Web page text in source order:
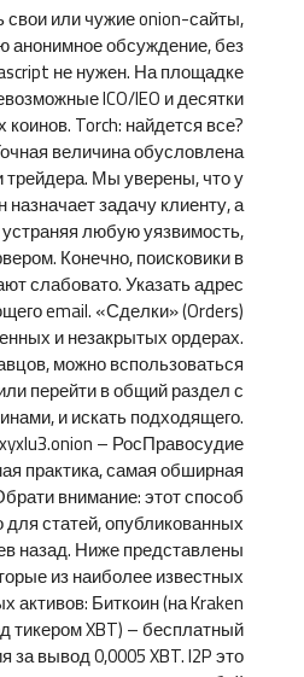
или чужие onion-сайты,
анонимное обсуждение, без
не нужен. На площадке
ICO/IEO и десятки
Torch: найдется все?
величина обусловлена
Мы уверены, что у
задачу клиенту, а
любую уязвимость,
Конечно, поисковики в
слабовато. Указать адрес
email. «Сделки» (Orders)
и незакрытых ордерах.
можно вспользоваться
перейти в общий раздел с
и искать подходящего.
– РосПравосудие
практика, самая обширная
внимание: этот способ
статей, опубликованных
назад. Ниже представлены
из наиболее известных
активов: Биткоин (на Kraken
тикером XBT) – бесплатный
за вывод 0,0005 XBT. I2P это